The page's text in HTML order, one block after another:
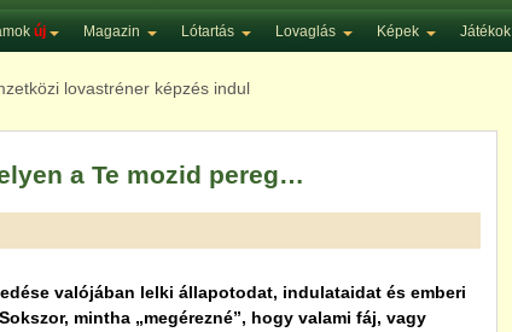
új Magazin Lótartás Lovaglás Képek Játékok
lovastréner képzés indul
a Te mozid pereg…
valójában lelki állapotodat, indulataidat és emberi
mintha „megérezné”, hogy valami fáj, vagy